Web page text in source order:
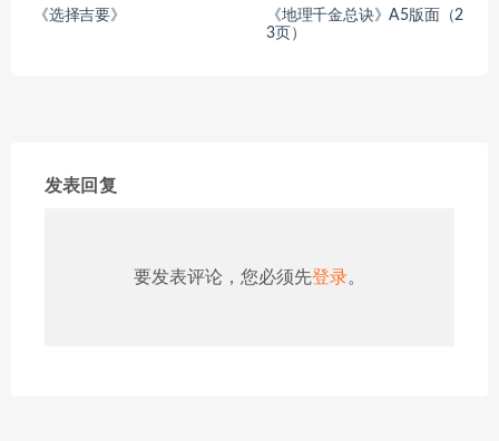
《选择吉要》
《地理千金总诀》A5版面（2
3页）
发表回复
要发表评论，您必须先登录。